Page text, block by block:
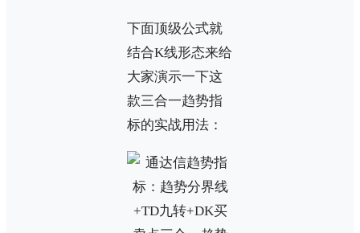
下面顶级公式就
结合K线形态来给
大家演示一下这
款三合一趋势指
标的实战用法：